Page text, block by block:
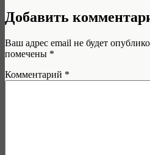
Добавить
Ваш адрес email не будет
помечены *
Комментарий *